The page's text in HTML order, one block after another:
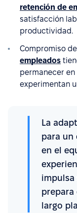
retención de
satisfacción
productividad.
Compromiso
empleados
permanecer
experimentan
La
para un
en el
impulsa
prepara
largo